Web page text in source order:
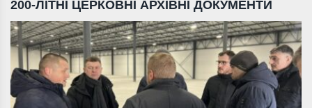
200-ЛІТНІ ЦЕРКОВНІ АРХІВНІ ДОКУМЕНТИ